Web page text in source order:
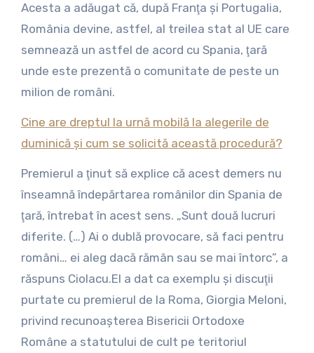
Acesta a adăugat că, după Franţa şi Portugalia,
România devine, astfel, al treilea stat al UE care
semnează un astfel de acord cu Spania, ţară
unde este prezentă o comunitate de peste un
milion de români.
Cine are dreptul la urnă mobilă la alegerile de
duminică și cum se solicită această procedură?
Premierul a ţinut să explice că acest demers nu
înseamnă îndepărtarea românilor din Spania de
ţară, întrebat în acest sens. „Sunt două lucruri
diferite. (…) Ai o dublă provocare, să faci pentru
români… ei aleg dacă rămân sau se mai întorc”, a
răspuns Ciolacu.El a dat ca exemplu şi discuţii
purtate cu premierul de la Roma, Giorgia Meloni,
privind recunoaşterea Bisericii Ortodoxe
Române a statutului de cult pe teritoriul